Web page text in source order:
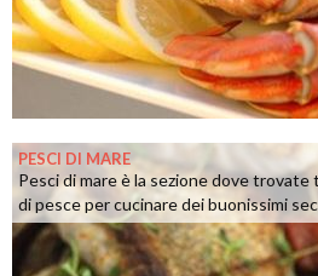
PESCI DI MARE
Pesci di mare è la sezione dove
di pesce per cucinare dei buonissimi